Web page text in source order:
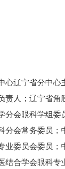
心辽宁省分中心
责人；辽宁省角
分会眼科学组委
分会常务委员；
业委员会委员；
结合学会眼科专